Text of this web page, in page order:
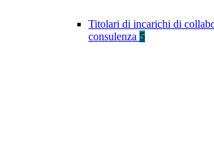
Titolari di incarichi di
consulenza 5